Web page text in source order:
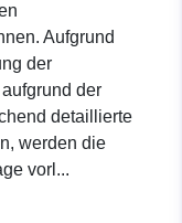
Aufgrund
der
der
detaillierte
werden die
vorl...